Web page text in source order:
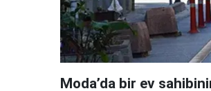
Moda’da bir ev